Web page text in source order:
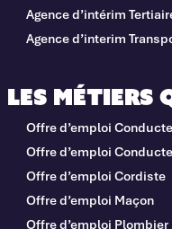
Les
Offre d’emploi
Offre d’emploi
Offre d’emploi Cordiste
Offre d’emploi Maçon
Offre d’emploi Plombier
Agence d’intérim
Agence d’interim